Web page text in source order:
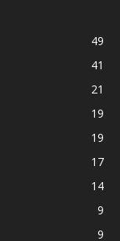
49
41
21
19
19
17
14
9
9